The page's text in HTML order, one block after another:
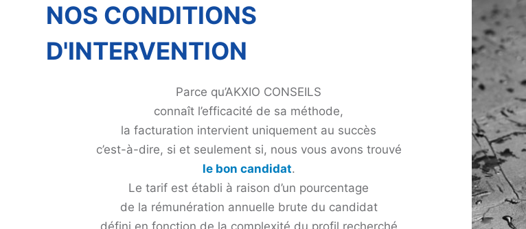
NOS CONDITIONS
D'INTERVENTION
Parce qu’AKXIO CONSEILS
connaît l’efficacité de sa méthode,
la facturation intervient uniquement au succès
c’est-à-dire, si et seulement si, nous vous avons trouvé
le bon candidat.
Le tarif est établi à raison d’un pourcentage
de la rémunération annuelle brute du candidat
défini en fonction de la complexité du profil recherché